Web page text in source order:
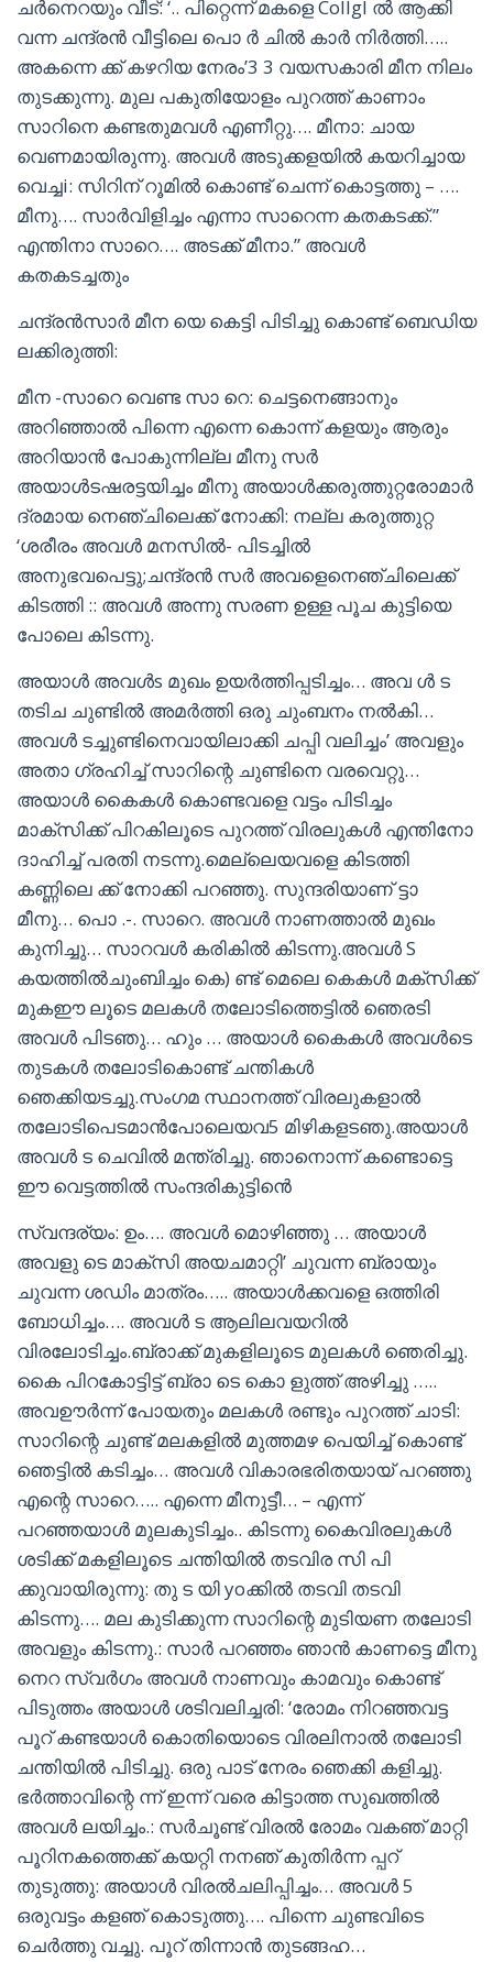
ചർനെറയും വീട്: ‘.. പിറ്റെന്ന് മകളെ Collgl ൽ ആക്കി
വന്ന ചന്ദ്രൻ വീട്ടിലെ പൊ ർ ചിൽ കാർ നിർത്തി…..
അകന്നെ ക്ക് കഴറിയ നേരം’3 3 വയസകാരി മീന നിലം
തുടക്കുന്നു. മുല പകുതിയോളം പുറത്ത് കാണാം
സാറിനെ കണ്ടതുമവൾ എണീറ്റു…. മീനാ: ചായ
വെണമായിരുന്നു. അവൾ അടുക്കളയിൽ കയറിച്ചായ
വെച്ചi: സിറിന് റൂമിൽ കൊണ്ട് ചെന്ന് കൊട്ടത്തു – ….
മീനു…. സാർവിളിച്ചം എന്നാ സാറെന്ന കതകടക്ക്.”
എന്തിനാ സാറെ…. അടക്ക് മീനാ.” അവൾ
കതകടച്ചതും
ചന്ദ്രൻസാര്‍ മീന യെ കെട്ടി പിടിച്ചു കൊണ്ട് ബെഡിയ
ലക്കിരുത്തി:
മീന -സാറെ വെണ്ട സാ റെ: ചെട്ടനെങ്ങാനും
അറിഞ്ഞാൽ പിന്നെ എന്നെ കൊന്ന് കളയും ആരും
അറിയാൻ പോകുന്നില്ല മീനു സർ
അയാൾടഷരട്ടയിച്ചം മീനു അയാൾക്കരുത്തുറ്റരോമാർ
ദ്രമായ നെഞ്ചിലെക്ക് നോക്കി: നല്ല കരുത്തുറ്റ
‘ശരീരം അവൾ മനസിൽ- പിടച്ചിൽ
അനുഭവപെട്ടു;ചന്ദ്രൻ സർ അവളെനെഞ്ചിലെക്ക്
കിടത്തി :: അവൾ അന്നു സരണ ഉള്ള പൂച കുട്ടിയെ
പോലെ കിടന്നു.
അയാൾ അവൾs മുഖം ഉയർത്തിപ്പടിച്ചം… അവ ൾ ട
തടിച ചുണ്ടിൽ അമർത്തി ഒരു ചുംബനം നൽകി…
അവൾ ടച്ചുണ്ടിനെവായിലാക്കി ചപ്പി വലിച്ചം’ അവളും
അതാ ഗ്രഹിച്ച് സാറിന്റെ ചുണ്ടിനെ വരവെറ്റു…
അയാൾ കൈകൾ കൊണ്ടവളെ വട്ടം പിടിച്ചം
മാക്സിക്ക് പിറകിലൂടെ പുറത്ത് വിരലുകൾ എന്തിനോ
ദാഹിച്ച് പരതി നടന്നു.മെല്ലെയവളെ കിടത്തി
കണ്ണിലെ ക്ക് നോക്കി പറഞ്ഞു. സുന്ദരിയാണ് ട്ടാ
മീനു… പൊ .-. സാറെ. അവൾ നാണത്താൽ മുഖം
കുനിച്ചു… സാറവൾ കരികിൽ കിടന്നു.അവൾ S
കയത്തിൽചുംബിച്ചം കെ) ണ്ട് മെലെ കെകൾ മക്സിക്ക്
മുകഈ ലൂടെ മലകൾ തലോടിത്തെട്ടിൽ ഞെരടി
അവൾ പിടഞു… ഹും … അയാൾ കൈകൾ അവൾടെ
തുടകൾ തലോടികൊണ്ട് ചന്തികൾ
ഞെക്കിയടച്ചു.സംഗമ സ്ഥാനത്ത് വിരലുകളാൽ
തലോടിപെടമാൻപോലെയവ5 മിഴികളടഞു.അയാൾ
അവൾ ട ചെവിൽ മന്ത്രിച്ചു. ഞാനൊന്ന് കണ്ടൊട്ടെ
ഈ വെട്ടത്തിൽ സംന്ദരികുട്ടിൻെ
സ്വന്ദര്യം: ഉം…. അവൾ മൊഴിഞ്ഞു … അയാൾ
അവളു ടെ മാക്സി അയചമാറ്റി’ ചുവന്ന ബ്രായും
ചുവന്ന ശഡിം മാത്രം….. അയാൾക്കവളെ ഒത്തിരി
ബോധിച്ചം…. അവൾ ട ആലിലവയറിൽ
വിരലോടിച്ചം.ബ്രാക്ക് മുകളിലൂടെ മുലകൾ ഞെരിച്ചു.
കൈ പിറകോട്ടിട്ട് ബ്രാ ടെ കൊ ളുത്ത് അഴിച്ചു …..
അവഊർന്ന് പോയതും മലകൾ രണ്ടും പുറത്ത് ചാടി:
സാറിന്റെ ചുണ്ട് മലകളിൽ മുത്തമഴ പെയിച്ച് കൊണ്ട്
ഞെട്ടിൽ കടിച്ചം… അവൾ വികാരഭരിതയായ് പറഞ്ഞു
എന്റെ സാറെ….. എന്നെ മീനുട്ടീ… – എന്ന്
പറഞ്ഞയാൾ മുലകുടിച്ചം.. കിടന്നു കൈവിരലുകൾ
ശടിക്ക് മകളിലൂടെ ചന്തിയിൽ തടവിര സി പി
ക്കുവായിരുന്നു: തു ട യി yoക്കിൽ തടവി തടവി
കിടന്നു…. മല കുടിക്കുന്ന സാറിന്റെ മുടിയണ തലോടി
അവളും കിടന്നു.: സാർ പറഞ്ഞം ഞാൻ കാണട്ടെ മീനു
നെറ സ്വർഗം അവൾ നാണവും കാമവും കൊണ്ട്
പിടുത്തം അയാൾ ശടിവലിച്ചരി: ‘രോമം നിറഞ്ഞവട്ട
പൂറ് കണ്ടയാൾ കൊതിയൊടെ വിരലിനാൽ തലോടി
ചന്തിയിൽ പിടിച്ചു. ഒരു പാട് നേരം ഞെക്കി കളിച്ചു.
ഭർത്താവിന്റെ ന്ന് ഇന്ന് വരെ കിട്ടാത്ത സുഖത്തിൽ
അവൾ ലയിച്ചം.: സർചൂണ്ട് വിരൽ രോമം വകഞ് മാറ്റി
പൂറിനകത്തെക്ക് കയറ്റി നനഞ് കുതിർന്ന പ്പറ്
തുടുത്തു: അയാൾ വിരൽചലിപ്പിച്ചം… അവൾ 5
ഒരുവട്ടം കളഞ് കൊടുത്തു…. പിന്നെ ചുണ്ടവിടെ
ചെർത്തു വച്ചു. പൂറ് തിന്നാൻ തുടങ്ങഹ…